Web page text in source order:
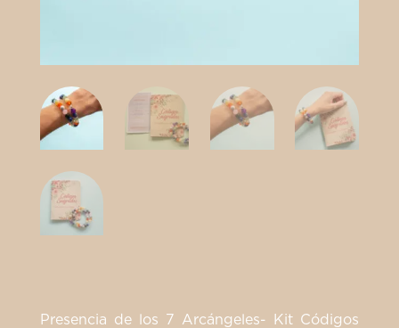
Presencia de los 7 Arcángeles- Kit Códigos